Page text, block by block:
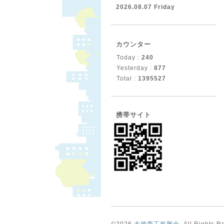
2026.08.07 Friday
カウンター
Today : 240
Yesterday : 877
Total : 1395527
携帯サイト